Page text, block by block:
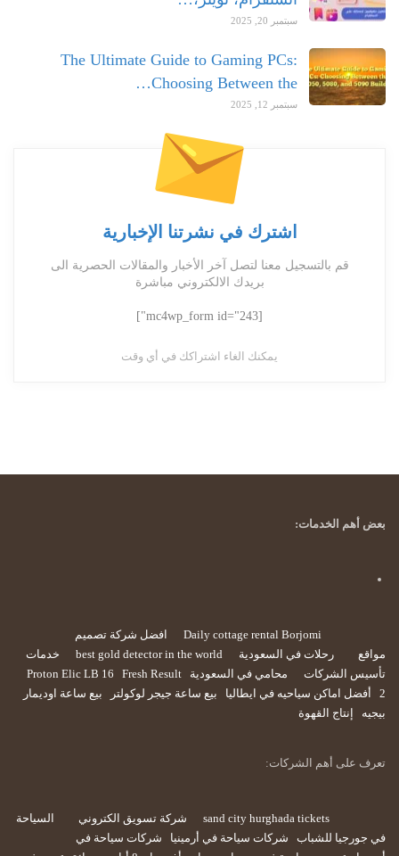
سبتمبر 20, 2025
The Ultimate Guide to Gaming PCs:
Choosing Between the…
سبتمبر 12, 2025
اشترك في نشرتنا الإخبارية
قم بالتسجيل معنا لتصل آخر الأخبار والمقالات الحصرية الى
بريدك الالكتروني مباشرة
[mc4wp_form id="243"]
يمكنك الغاء اشتراكك في أي وقت
بعض أهم الخدمات:
Daily cottage rental Borjomi
افضل شركة تصميم
مواقع
رحلات في السعودية best gold detector in the world
خدمات
تأسيس الشركات
محامي في السعودية Proton Elic LB 16
Fresh Result
2
أفضل اماكن سياحيه في ايطاليا بيع ساعة جيجر لوكولتر
بيع ساعة اوديمار
بيجيه
إنتاج القهوة
تعرف على أهم الشركات:
sand city hurghada tickets شركة تسويق الكتروني
السياحة
في جورجيا للشباب
شركات سياحة في أرمينيا
شركات سياحة في